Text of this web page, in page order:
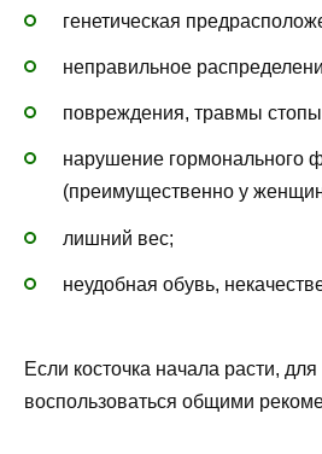
генетическая
неправильное
повреждения, травмы
нарушение гормонального
(преимущественно у
лишний вес;
неудобная обувь,
Если косточка начала расти,
воспользоваться общими